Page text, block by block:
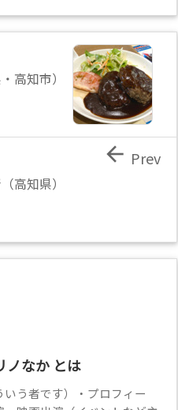
高知市）
高知県）
 Prev
ノなか とは
いう者です）・プロフィー